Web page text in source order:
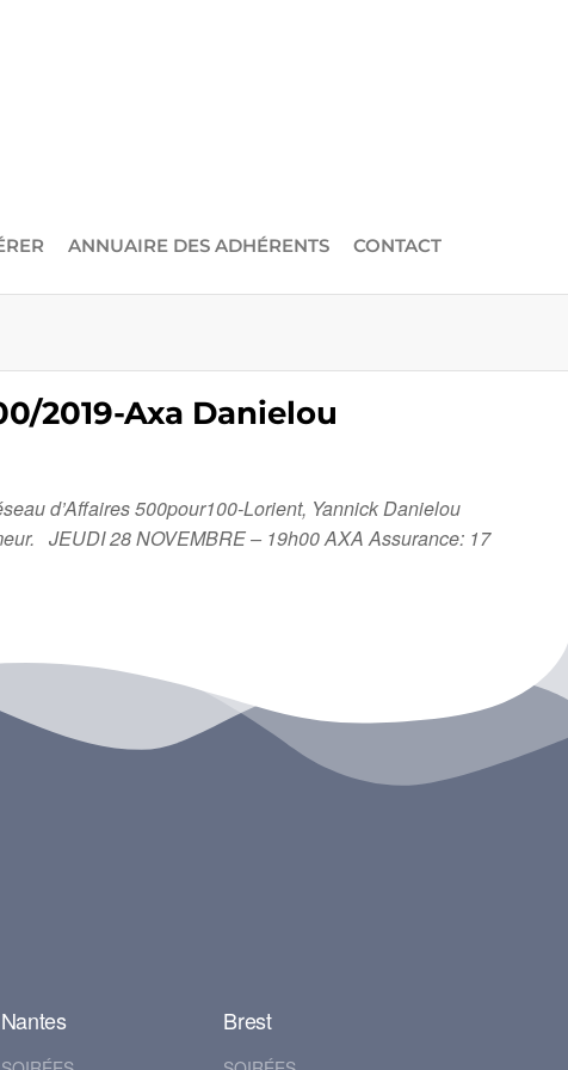
ANNUAIRE DES ADHÉRENTS CONTACT
2019-Axa Danielou
d’Affaires 500pour100-Lorient, Yannick Danielou
JEUDI 28 NOVEMBRE – 19h00 AXA Assurance: 17
Nantes Brest